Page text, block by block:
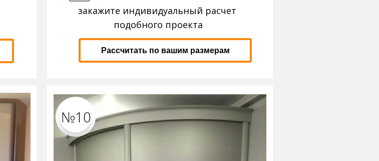
Рассчитать по вашим размерам
закажите индивидуальный расчет
подобного проекта
№10